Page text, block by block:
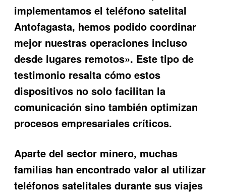
implementamos el teléfono satelital
Antofagasta, hemos podido coordinar
mejor nuestras operaciones incluso
desde lugares remotos». Este tipo de
testimonio resalta cómo estos
dispositivos no solo facilitan la
comunicación sino también optimizan
procesos empresariales críticos.
Aparte del sector minero, muchas
familias han encontrado valor al utilizar
teléfonos satelitales durante sus viajes